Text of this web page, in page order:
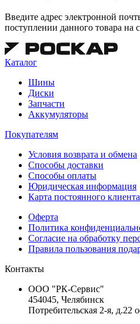
Введите адрес электронной
поступлении данного товара на
Каталог
Шины
Диски
Запчасти
Аккумуляторы
Покупателям
Условия возврата и обмена
Способы доставки
Способы оплаты
Юридическая информация
Карта постоянного клиента
Оферта
Политика
Согласие на обработку
Правила пользования
Контакты
ООО "РК-Сервис"
454045, Челябинск
Потребительская 2-я, д.22